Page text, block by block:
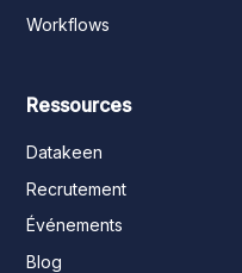
Workflows
Ressources
Datakeen
Recrutement
Événements
Blog